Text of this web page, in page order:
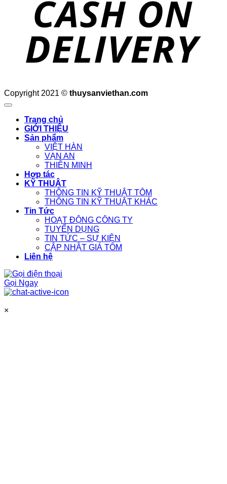
Copyright 2021 © thuysanviethan.com
Trang chủ
GIỚI THIỆU
Sản phẩm
VIỆT HÀN
VẠN AN
THIÊN MINH
Hợp tác
KỸ THUẬT
THÔNG TIN KỸ THUẬT TÔM
THÔNG TIN KỸ THUẬT KHÁC
Tin Tức
HOẠT ĐỘNG CÔNG TY
TUYỂN DỤNG
TIN TỨC – SỰ KIỆN
CẬP NHẬT GIÁ TÔM
Liên hệ
Gọi Ngay
×